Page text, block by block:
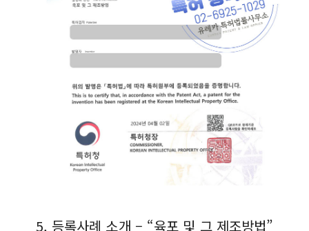
5. 등록사례 소개 – “육포 및 그 제조방법”